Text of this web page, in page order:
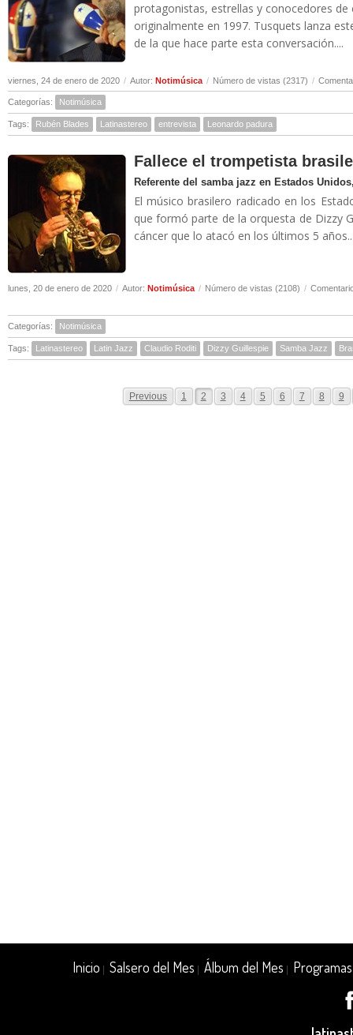
protagonistas, estrellas y conocedores
originalmente en 1997. Tusquets lanza
de la que hace parte esta conversación....
viernes, 24 de enero de 2020 / Autor: Notimúsica / Número de vistas (2317) /
Categorías: Notimúsica
Tags: Rubén Blades Latinastereo entrevista Leonardo padura
Fallece el trompetista
Referente del samba jazz en Estados
El músico brasilero radicado en los
que formó parte de la orquesta de Dizzy
cáncer que lo atacó en los últimos 5
lunes, 20 de enero de 2020 / Autor: Notimúsica / Número de vistas (2108) /
Categorías: Notimúsica
Tags: Latinastereo Latin Jazz Claudio Roditi Dizzy Guillespie Samba Jazz
Previous 1 2 3 4 5 6 7 8 9
Inicio |Salsero del Mes |Álbum del Mes Programas